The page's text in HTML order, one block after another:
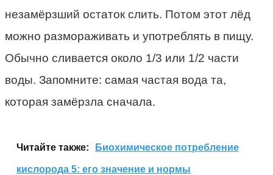
незамёрзший остаток слить. Потом этот лёд
можно размораживать и употреблять в пищу.
Обычно сливается около 1/3 или 1/2 части
воды. Запомните: самая частая вода та,
которая замёрзла сначала.
Читайте также: Биохимическое потребление
кислорода 5: его значение и нормы